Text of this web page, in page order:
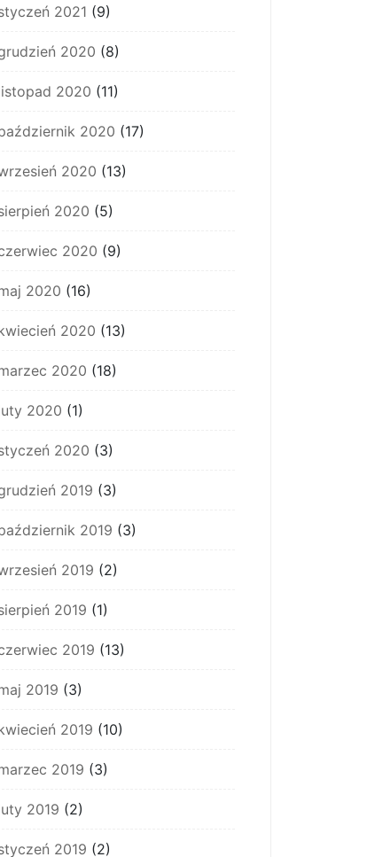
2021 (9)
2020 (8)
2020 (11)
2020 (17)
2020 (13)
2020 (5)
2020 (9)
2020 (16)
2020 (13)
2020 (18)
2020 (1)
2020 (3)
2019 (3)
2019 (3)
2019 (2)
2019 (1)
2019 (13)
2019 (3)
2019 (10)
2019 (3)
2019 (2)
2019 (2)